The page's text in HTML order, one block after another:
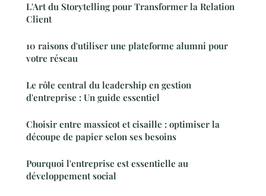
L'Art du Storytelling pour Transformer la Relation
Client
10 raisons d'utiliser une plateforme alumni pour
votre réseau
Le rôle central du leadership en gestion
d'entreprise : Un guide essentiel
Choisir entre massicot et cisaille : optimiser la
découpe de papier selon ses besoins
Pourquoi l'entreprise est essentielle au
développement social